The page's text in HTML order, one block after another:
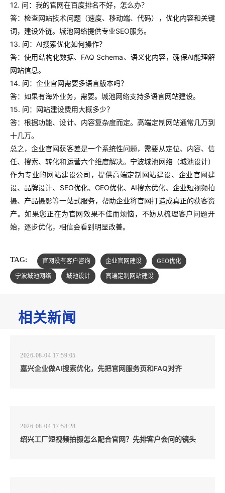
12. 问：我的官网在百度排名不好，怎么办？
答：检查网站技术问题（速度、移动端、代码），优化内容和关键
词，建设外链。城池网络提供专业SEO服务。
13. 问：AI搜索优化如何操作？
答：使用结构化数据、FAQ Schema、语义化内容，确保AI能理解
网站信息。
14. 问：企业官网需要多语言版本吗？
答：如果有海外业务，需要。城池网络支持多语言网站建设。
15. 问：网站建设费用大概多少？
答：根据功能、设计、内容复杂度而定。高端定制网站通常几万到
十几万。
总之，企业官网获客差是一个系统性问题，需要从定位、内容、信
任、搜索、转化和运营六个维度解决。宁波城池网络（城池设计）
作为专业的网站建设公司，提供高端定制网站建设、企业官网建
设、品牌设计、SEO优化、GEO优化、AI搜索优化、企业短视频拍
摄、产品摄影等一站式服务，帮助企业将官网打造成真正的获客资
产。如果您正在为官网效果不佳而烦恼，不妨从梳理客户问题开
始，逐步优化，相信会看到明显改善。
TAG: 官网没有客户咨询 企业官网建设
GEO优化
宁波城池网络
城池设计 高端定制网站建设
相关新闻
2026-08-04 17:59:05
嘉兴企业做AI搜索优化，先把官网服务页和FAQ对齐
2026-08-04 17:58:28
绍兴工厂短视频拍摄怎么配合官网？先排客户会问的镜头